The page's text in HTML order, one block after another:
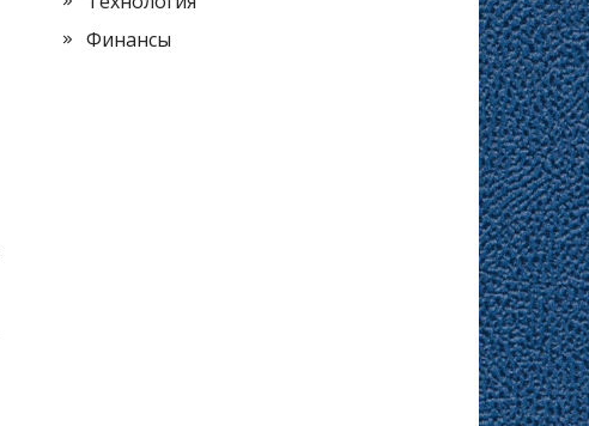
Финансы